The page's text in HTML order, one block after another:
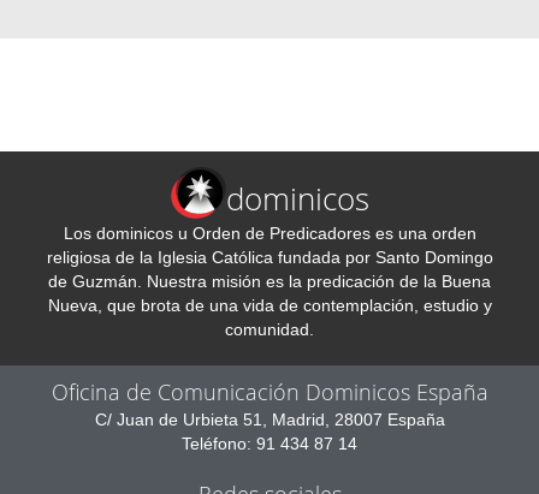
dominicos
Los dominicos u Orden de Predicadores es una orden
religiosa de la Iglesia Católica fundada por Santo Domingo
de Guzmán. Nuestra misión es la predicación de la Buena
Nueva, que brota de una vida de contemplación, estudio y
comunidad.
Oficina de Comunicación Dominicos España
C/ Juan de Urbieta 51, Madrid, 28007 España
Teléfono: 91 434 87 14